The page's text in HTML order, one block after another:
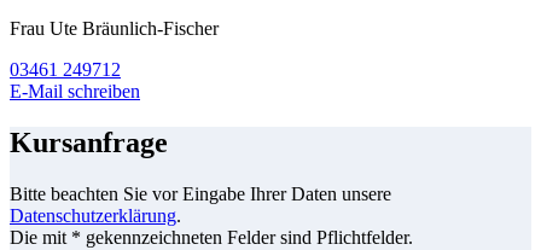
Frau Ute Bräunlich-Fischer
03461 249712
E-Mail schreiben
Kursanfrage
Bitte beachten Sie vor Eingabe Ihrer Daten unsere
Datenschutzerklärung.
Die mit * gekennzeichneten Felder sind Pflichtfelder.